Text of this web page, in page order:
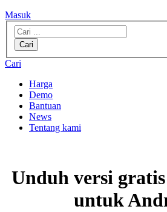
Masuk
Cari
Cari
Harga
Demo
Bantuan
News
Tentang kami
Unduh versi
untuk